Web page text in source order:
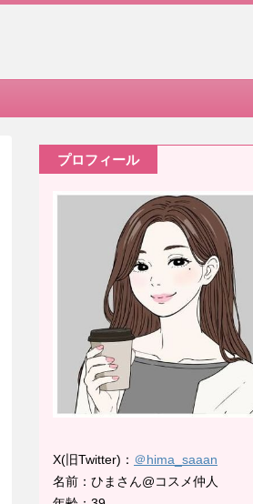
プロフィール
X(旧Twitter)： ＠hima_saaan
名前：ひまさん@コスメ仲人